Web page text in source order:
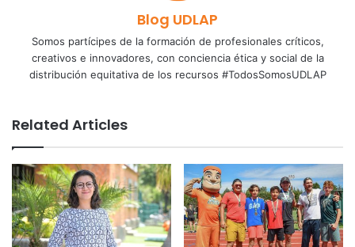
Blog UDLAP
Somos partícipes de la formación de profesionales críticos,
creativos e innovadores, con conciencia ética y social de la
distribución equitativa de los recursos #TodosSomosUDLAP
Related Articles